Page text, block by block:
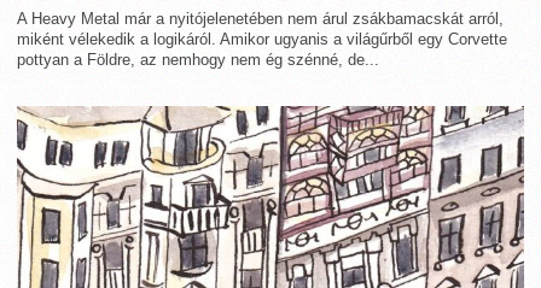
A Heavy Metal már a nyitójelenetében nem árul zsákbamacskát arról,
miként vélekedik a logikáról. Amikor ugyanis a világűrből egy Corvette
pottyan a Földre, az nemhogy nem ég szénné, de...